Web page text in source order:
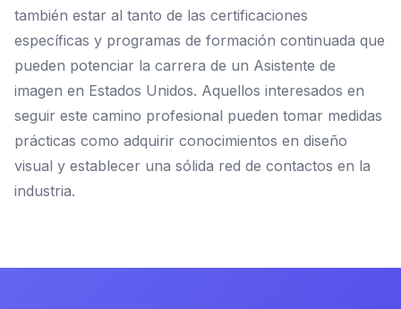
también estar al tanto de las certificaciones
específicas y programas de formación continuada que
pueden potenciar la carrera de un Asistente de
imagen en Estados Unidos. Aquellos interesados en
seguir este camino profesional pueden tomar medidas
prácticas como adquirir conocimientos en diseño
visual y establecer una sólida red de contactos en la
industria.